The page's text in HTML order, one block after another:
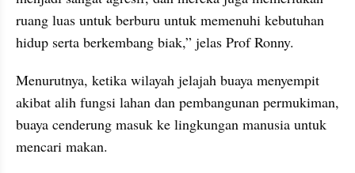
ruang luas untuk berburu untuk memenuhi kebutuhan
hidup serta berkembang biak,” jelas Prof Ronny.
Menurutnya, ketika wilayah jelajah buaya menyempit
akibat alih fungsi lahan dan pembangunan permukiman,
buaya cenderung masuk ke lingkungan manusia untuk
mencari makan.